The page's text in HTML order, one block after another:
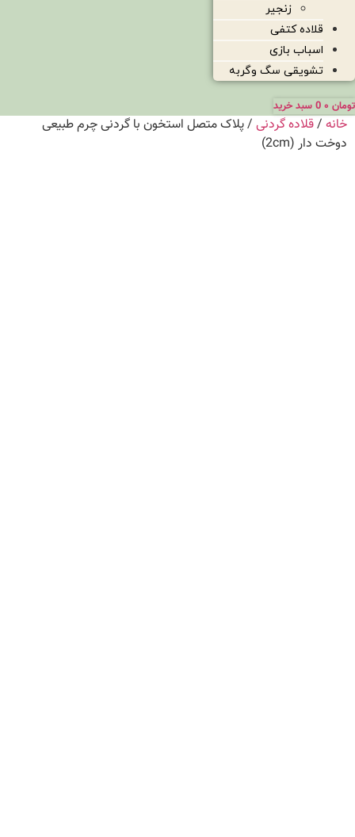
زنجیر
قلاده کتفی
اسباب بازی
تشویقی سگ وگربه
تومان 0 سبد خرید
خانه /قلاده گردنی / پلاک متصل استخون با گردنی چرم طبیعی
دوخت دار (2cm)